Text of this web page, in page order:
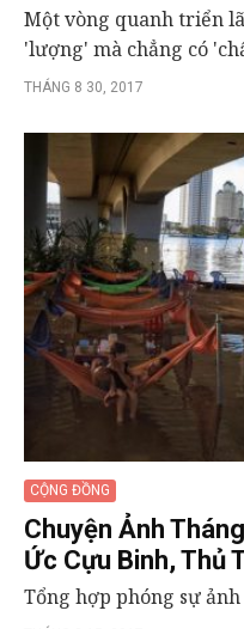
Một vòng quanh triển
'lượng' mà chẳng có
THÁNG 8 30, 2017
CỘNG ĐỒNG
Chuyện Ảnh
Ức Cựu Binh, Thủ
Tổng hợp phóng sự